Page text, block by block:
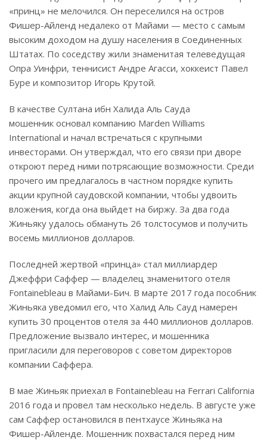
«принц» не мелочился. Он переселился на остров
Фишер-Айленд недалеко от Майами — место с самым
высоким доходом на душу населения в Соединенных
Штатах. По соседству жили знаменитая телеведущая
Опра Уинфри, теннисист Андре Агасси, хоккеист Павел
Буре и композитор Игорь Крутой.
В качестве Султана ибн Халида Аль Сауда
мошенник основал компанию Marden Williams
International и начал встречаться с крупными
инвесторами. Он утверждал, что его связи при дворе
откроют перед ними потрясающие возможности. Среди
прочего им предлагалось в частном порядке купить
акции крупной саудовской компании, чтобы удвоить
вложения, когда она выйдет на биржу. За два года
Жиньяку удалось обмануть 26 толстосумов и получить
восемь миллионов долларов.
Последней жертвой «принца» стал миллиардер
Джеффри Саффер — владелец знаменитого отеля
Fontainebleau в Майами-Бич. В марте 2017 года пособник
Жиньяка уведомил его, что Халид Аль Сауд намерен
купить 30 процентов отеля за 440 миллионов долларов.
Предложение вызвало интерес, и мошенника
пригласили для переговоров с советом директоров
компании Саффера.
В мае Жиньяк приехал в Fontainebleau на Ferrari California
2016 года и провел там несколько недель. В августе уже
сам Саффер остановился в пентхаусе Жиньяка на
Фишер-Айленде. Мошенник похвастался перед ним